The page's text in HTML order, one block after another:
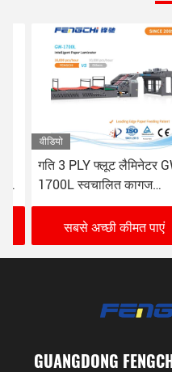
वीडियो
गति 3 PLY फ्लूट लैमिनेटर GW-
1700L स्वचालित कागज
लैमिनेटिंग मशीन 16000 शीट/
सबसे अच्छी कीमत पाएं
GUANGDONG